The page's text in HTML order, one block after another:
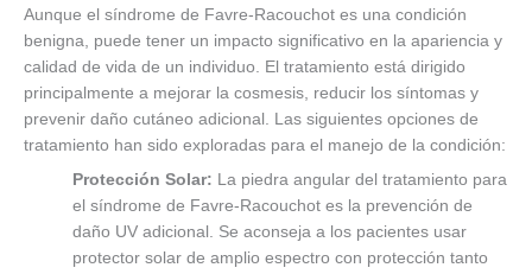
Aunque el síndrome de Favre-Racouchot es una condición
benigna, puede tener un impacto significativo en la apariencia y
calidad de vida de un individuo. El tratamiento está dirigido
principalmente a mejorar la cosmesis, reducir los síntomas y
prevenir daño cutáneo adicional. Las siguientes opciones de
tratamiento han sido exploradas para el manejo de la condición:
Protección Solar: La piedra angular del tratamiento para
el síndrome de Favre-Racouchot es la prevención de
daño UV adicional. Se aconseja a los pacientes usar
protector solar de amplio espectro con protección tanto